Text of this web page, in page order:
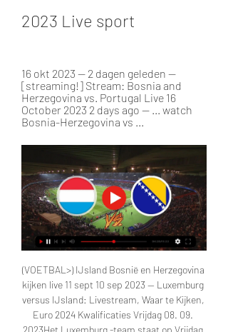
2023 Live sport
16 okt 2023 — 2 dagen geleden —
[streaming!] Stream: Bosnia and
Herzegovina vs. Portugal Live 16
October 2023 2 days ago — ... watch
Bosnia-Herzegovina vs ...
(VOETBAL>) IJsland Bosnië en Herzegovina
kijken live 11 sept 10 sep 2023 — Luxemburg
versus IJsland: Livestream, Waar te Kijken,
Euro 2024 Kwalificaties Vrijdag 08. 09.